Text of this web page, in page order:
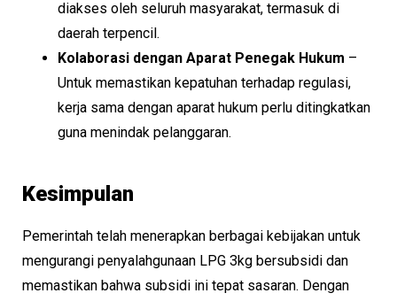
diakses oleh seluruh masyarakat, termasuk di
daerah terpencil.
Kolaborasi dengan Aparat Penegak Hukum –
Untuk memastikan kepatuhan terhadap regulasi,
kerja sama dengan aparat hukum perlu ditingkatkan
guna menindak pelanggaran.
Kesimpulan
Pemerintah telah menerapkan berbagai kebijakan untuk
mengurangi penyalahgunaan LPG 3kg bersubsidi dan
memastikan bahwa subsidi ini tepat sasaran. Dengan